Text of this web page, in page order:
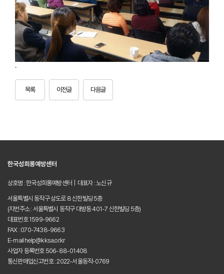
.
목록 이전글 다음글
한국성희롱예방센터
상호명 : 한국성희롱예방센터 | 대표자 : 노신규
서울특별시 동작구 상도로 8 신한빌딩 5층
(지번주소 : 서울특별시 동작구 대방동 401-7 신한빌딩 5층)
대표번호 1599-9662
FAX : 070-7438-9663
E-mail help@kksa.or.kr
사업자 등록번호 506-88-01408
통신판매업신고번호 : 2022-서울동작-0769